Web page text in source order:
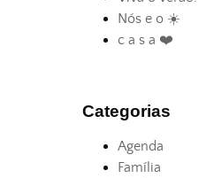
Nós e o ☀️
c a s a ❤️
Categorias
Agenda
Família